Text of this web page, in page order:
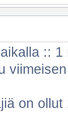
::
on ollut